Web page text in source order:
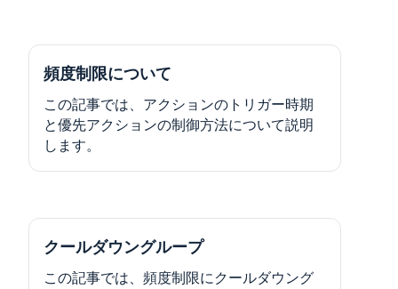
頻度制限について
この記事では、アクションのトリガー時期
と優先アクションの制御方法について説明
します。
クールダウングループ
この記事では、頻度制限にクールダウング